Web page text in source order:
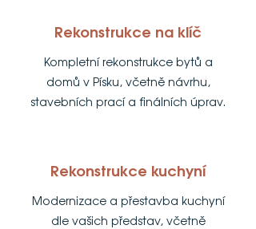
Rekonstrukce na klíč
Kompletní rekonstrukce bytů a
domů v Písku, včetně návrhu,
stavebních prací a finálních úprav.
Rekonstrukce kuchyní
Modernizace a přestavba kuchyní
dle vašich představ, včetně